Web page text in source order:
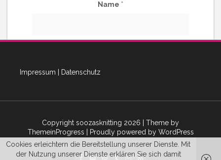
Name *
Impressum Datenschutz
Copyright soozasknitting 2026
| Theme by
ThemeinProgress
| Proudly powered by WordPress
Cookies erleichtern die Bereitstellung unserer Dienste. Mit
der Nutzung unserer Dienste erklären Sie sich damit